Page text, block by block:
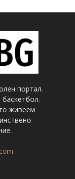
портал.
живеем